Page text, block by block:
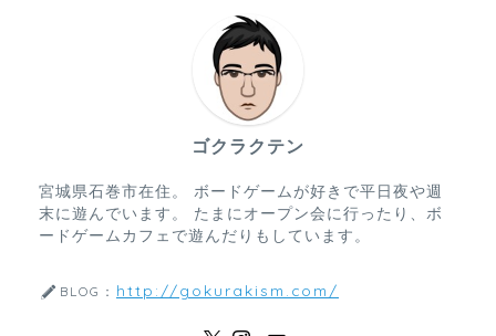
ゴクラクテン
宮城県石巻市在住。 ボードゲームが好きで平日夜や週
末に遊んでいます。 たまにオープン会に行ったり、ボ
ードゲームカフェで遊んだりもしています。
BLOG： http://gokurakism.com/